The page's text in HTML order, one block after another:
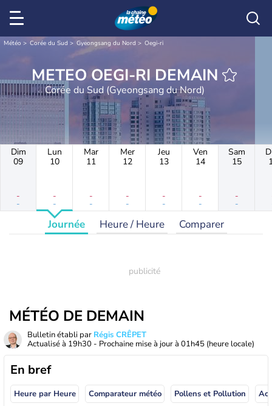
Météo Corée du Sud Gyeongsang du Nord Oegi-ri
METEO OEGI-RI DEMAIN
Corée du Sud (Gyeongsang du Nord)
Dim
09
-
-
Lun
10
-
-
Mar
11
-
-
Mer
12
-
-
Jeu
13
-
-
Ven
14
-
-
Sam
15
-
-
Journée Heure / Heure Comparer
MÉTÉO DE DEMAIN
Bulletin établi par Régis CRÊPET
Actualisé à 19h30 - Prochaine mise à jour à 01h45 (heure locale)
En bref
Heure par Heure Comparateur météo Pollens et Pollution